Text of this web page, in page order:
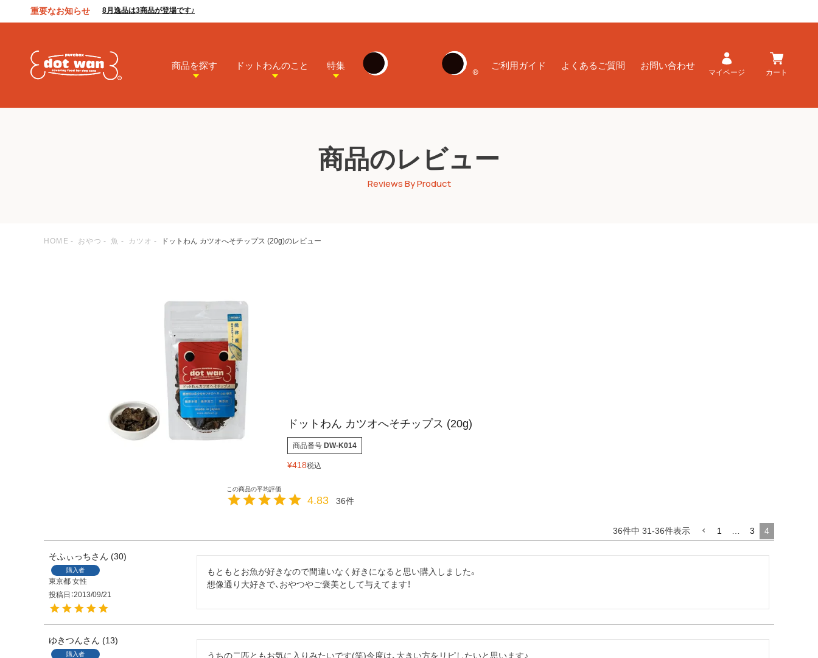
重要なお知らせ 8月逸品は3商品が登場です♪
特集
ドットわんのこと
商品を探す ご利用ガイド よくあるご質問 お問い合わせ
マイページ カート
商品のレビュー
Reviews By Product
HOME おやつ 魚 カツオ ドットわん カツオへそチップス (20g)のレビュー
ドットわん カツオへそチップス (20g)
商品番号 DW-K014
¥418税込
4.83 36
36件中 31-36件表示 1 3 4
そふぃっち 30
購入者
東京都 女性
投稿日 2013/09/21
もともとお魚が好きなので間違いなく好きになると思い購入しました。
想像通り大好きで、おやつやご褒美として与えてます！
ゆきつん 13
購入者 うちの二匹ともお気に入りみたいです(笑)今度は、大きい方をリピしたいと思います♪